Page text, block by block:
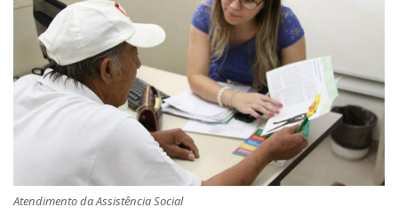
Atendimento da Assistência Social